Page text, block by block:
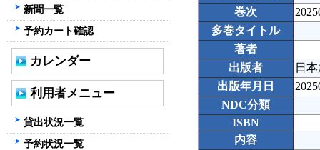
巻次
多巻タイトル
著者
出版者
日
出版年月日
NDC分類
ISBN
内容
新聞一覧
予約カート確認
カレンダー
利用者メニュー
貸出状況一覧
予約状況一覧